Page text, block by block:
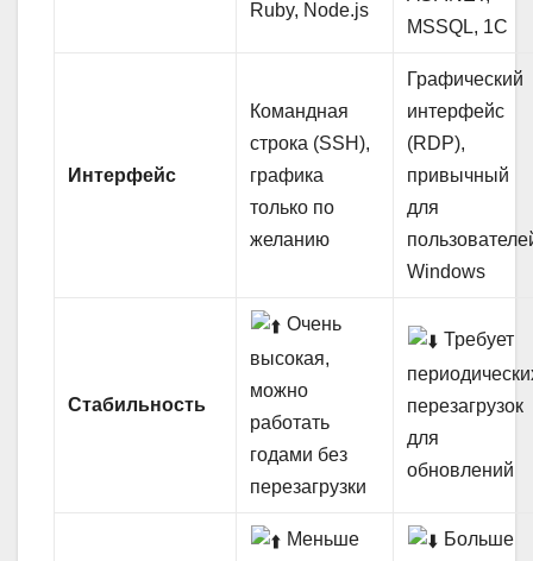
Ruby, Node.js
MSSQL, 1С
Интерфейс
Командная
строка (SSH),
графика
только по
желанию
Графический
интерфейс
(RDP),
привычный
для
Windows
Стабильность
Очень
высокая,
можно
работать
годами без
перезагрузки
Требует
перезагрузок
для
обновлений
Меньше
Больше